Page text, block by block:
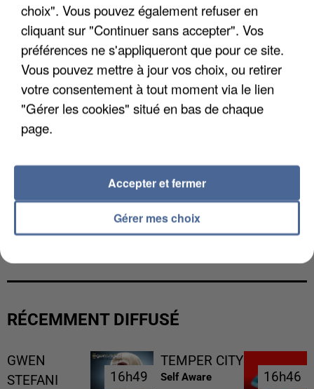
UNE TOURISTE DE L’OISE EMPORTÉE PAR UNE
RÉCEMMENT DIFFUSÉ
GWEN
STEFANI
16h49
16h49
TEMPER CITY
Self Aware 16h46
16h46
choix". Vous pouvez également refuser en
cliquant sur "Continuer sans accepter". Vos
préférences ne s'appliqueront que pour ce site.
Vous pouvez mettre à jour vos choix, ou retirer
votre consentement à tout moment via le lien
"Gérer les cookies" situé en bas de chaque
page.
Gérer mes choix
Accepter et fermer